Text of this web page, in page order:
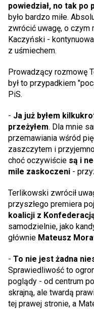
powiedział, no tak po
było bardzo miłe.
zwrócić uwagę, o czym
Kaczyński -
z uśmiechem.
Prowadzący rozmowę
był to przypadkiem
PiS.
- Ja już byłem
przeżyłem. Dla mnie
przemawiania wśród
zaszczytem i
choć oczywiście są i
mile zaskoczeni -
Terlikowski zwrócił
przyszłego premiera
koalicji z
samodzielnie, jako
głównie Mateusz
- To nie jest żadna
Sprawiedliwość to
poglądy - od centrum
skrajną, ale twardą
tej prawej stronie, a